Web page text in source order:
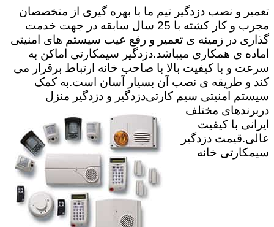
تعمیر و نصب دزدگیر تیم ما با بهره گیری از متخصصان
مجرب و کار کشته با 25 سال سابقه در جهت خدمت
گذاری در زمینه ی تعمیر و رفع عیب سیستم های امنیتی
اماده ی همکاری میباشد.دزدگیر سیمکارتی اماکن به
سرعت و با کیفیت بالا با صاحب خانه ارتباط برقرار می
کند و طریقه ی نصب آن بسیار آسان است.به کمک
سیستم امنیتی سیم کارتیدزدگیر و دزدگیر منزل
دربرندهای مختلف
ایرانی با کیفیت
عالی.قیمت دزدگیر
سیمکارتی خانه